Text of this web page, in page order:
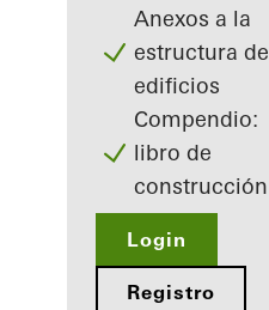
Anexos a la
estructura de
edificios
Compendio:
libro de
construcción
Login
Registro